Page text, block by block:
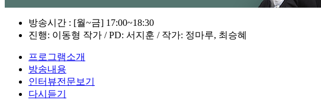
방송시간 : [월~금] 17:00~18:30
진행: 이동형 작가 / PD: 서지훈 / 작가: 정마루, 최승혜
프로그램소개
방송내용
인터뷰전문보기
다시듣기